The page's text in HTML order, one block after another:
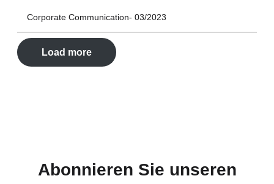
Corporate Communication 03/2023
Load more
Abonnieren Sie unseren